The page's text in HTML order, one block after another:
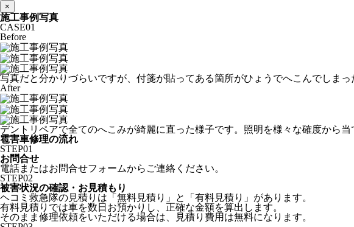
×
施工事例写真
CASE01
Before
写真だと分かりづらいですが、付箋が貼ってある箇所がひょうでへこんでしま
After
デントリペアで全てのへこみが綺麗に直った様子です。照明を様々な確度から
雹害車修理の流れ
STEP01
お問合せ
電話またはお問合せフォームからご連絡ください。
STEP02
被害状況の確認・お見積もり
ヘコミ救急隊の見積りは「無料見積り」と「有料見積り」があります。
有料見積りでは車を数日お預かりし、正確な金額を算出します。
そのまま修理依頼をいただける場合は、見積り費用は無料になります。